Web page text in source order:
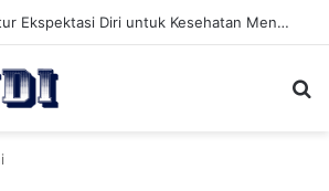
Strategi Mengatur Ekspektasi Diri untuk Kesehatan Mental yang Lebih Seimbang